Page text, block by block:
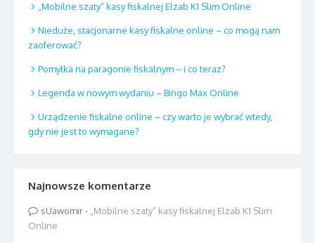
„Mobilne szaty” kasy fiskalnej Elzab K1 Slim Online
Nieduże, stacjonarne kasy fiskalne online – co mogą nam
zaoferować?
Pomyłka na paragonie fiskalnym – i co teraz?
Legenda w nowym wydaniu – Bingo Max Online
Urządzenie fiskalne online – czy warto je wybrać wtedy,
gdy nie jest to wymagane?
Najnowsze komentarze
sUawomir- „Mobilne szaty” kasy fiskalnej Elzab K1 Slim
Online